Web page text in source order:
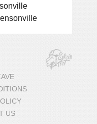
US